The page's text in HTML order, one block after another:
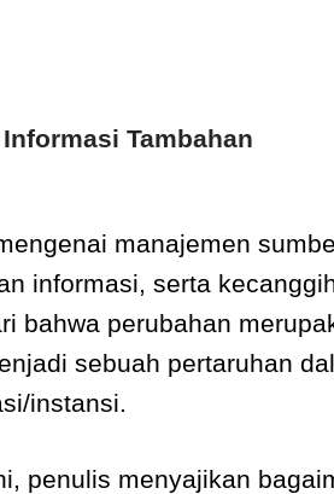
Informasi Tambahan
manajemen
informasi, serta
bahwa perubahan
sebuah pertaruhan
instansi.
penulis menyajikan